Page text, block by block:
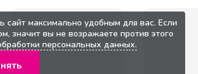
сайт максимально удобным для вас. Если
значит вы не возражаете против этого
персональных данных.